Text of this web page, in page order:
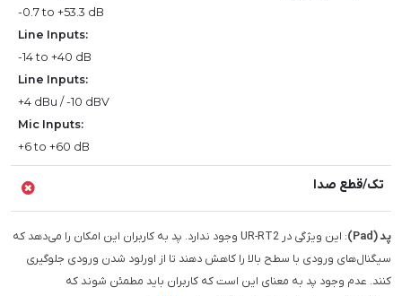
-0.7 to +53.3 dB
Line Inputs:
-14 to +40 dB
Line Inputs:
+4 dBu / -10 dBV
Mic Inputs:
+6 to +60 dB
تک/قطع صدا
پد (Pad)
: این ویژگی در UR-RT2 وجود ندارد. پد به کاربران این امکان را می‌دهد که
سیگنال‌های ورودی با سطح بالا را کاهش دهند تا از اورلود شدن ورودی جلوگیری
کنند. عدم وجود پد به معنای این است که کاربران باید مطمئن شوند که